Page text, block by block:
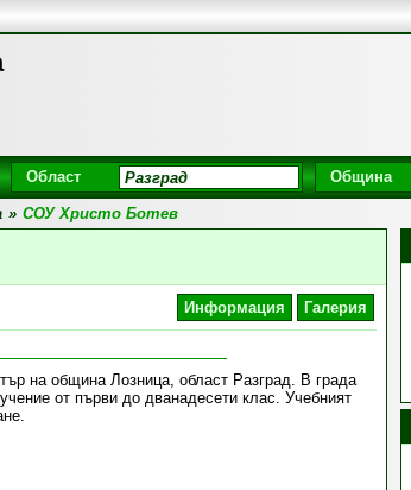
Област Община
» СОУ Христо Ботев
Информация Галерия
на община Лозница, област Разград. В града
от първи до дванадесети клас. Учебният